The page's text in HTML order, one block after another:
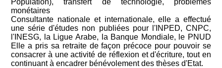
monétaires
Consultante nationale et internationale, elle a effectué
une série d'études non publiées pour l'INPED, CNPC,
l'INESG, la Ligue Arabe, la Banque Mondiale, le PNUD
Elle a pris sa retraite de façon précoce pour pouvoir se
consacrer à une activité de réflexion et d'écriture, tout en
continuant à encadrer bénévolement des thèses d'Etat.